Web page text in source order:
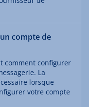
compte de
comment configurer
La
lorsque
votre compte